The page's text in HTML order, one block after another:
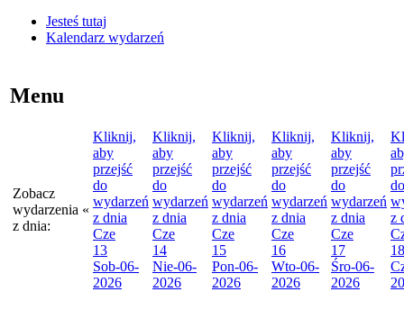
Jesteś tutaj
Kalendarz wydarzeń
Menu
Zobacz
wydarzenia
z dnia:
«
Kliknij,
aby
przejść
do
wydarzeń
z dnia
Cze
13
Sob-06-
2026
Kliknij,
aby
przejść
do
wydarzeń
z dnia
Cze
14
Nie-06-
2026
Kliknij,
aby
przejść
do
wydarzeń
z dnia
Cze
15
Pon-06-
2026
Kliknij,
aby
przejść
do
wydarzeń
z dnia
Cze
16
Wto-06-
2026
Kliknij,
aby
przejść
do
wydarzeń
z dnia
Cze
17
Śro-06-
2026
do
z
18